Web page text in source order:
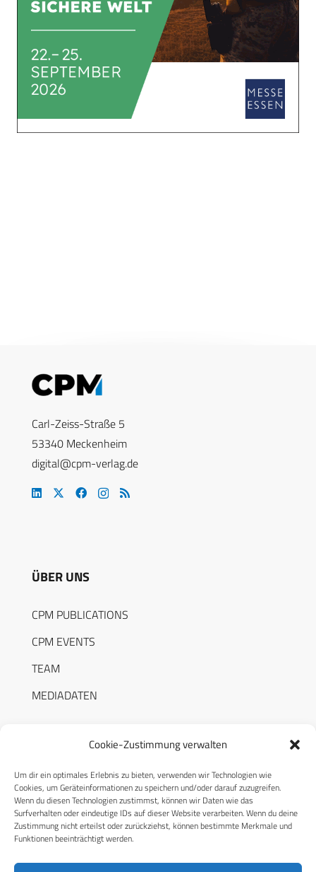
Cookie-Zustimmung verwalten
Um dir ein optimales Erlebnis zu bieten, verwenden wir Technologien wie
Cookies, um Geräteinformationen zu speichern und/oder darauf zuzugreifen.
Wenn du diesen Technologien zustimmst, können wir Daten wie das
Surfverhalten oder eindeutige IDs auf dieser Website verarbeiten. Wenn du deine
Zustimmung nicht erteilst oder zurückziehst, können bestimmte Merkmale und
Funktionen beeinträchtigt werden.
Carl-Zeiss-Straße 5
53340 Meckenheim
digital@cpm-verlag.de
ÜBER UNS
CPM PUBLICATIONS
CPM EVENTS
TEAM
MEDIADATEN
RECHTLICHES
Datenschutzerklärung
Cookie-Richtlinie (EU)